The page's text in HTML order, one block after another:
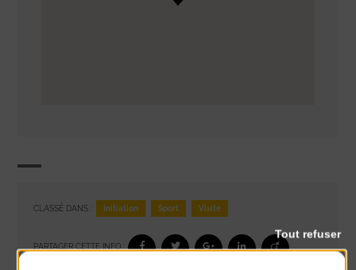
CLASSÉ DANS : Initiation Sport Visite
PARTAGER CETTE INFO :
Tout refuser